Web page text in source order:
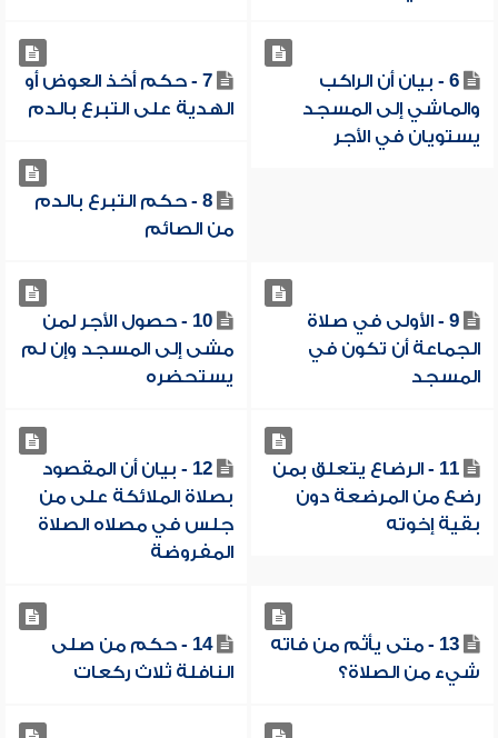
6 - بيان أن الراكب
والماشي إلى المسجد
يستويان في الأجر
7 - حكم أخذ العوض أو
الهدية على التبرع بالدم
8 - حكم التبرع بالدم
من الصائم
9 - الأولى في صلاة
الجماعة أن تكون في
المسجد
10 - حصول الأجر لمن
مشى إلى المسجد وإن لم
يستحضره
11 - الرضاع يتعلق بمن
رضع من المرضعة دون
بقية إخوته
12 - بيان أن المقصود
بصلاة الملائكة على من
جلس في مصلاه الصلاة
المفروضة
13 - متى يأثم من فاته
شيء من الصلاة؟
14 - حكم من صلى
النافلة ثلاث ركعات